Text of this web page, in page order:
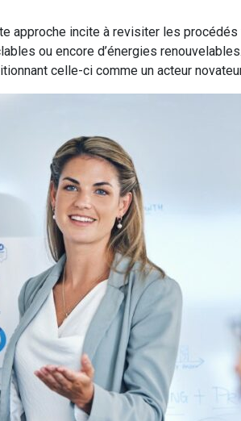
approche incite à revisiter les
ou encore d’énergies
celle-ci comme un acteur